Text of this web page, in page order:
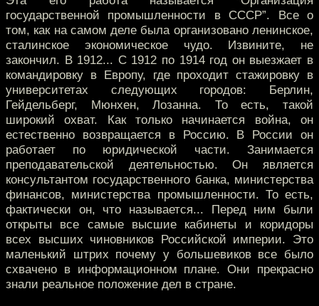
государственной промышленности в СССР”. Все о
том, как на самом деле была организовано ленинское,
сталинское экономическое чудо. Извините, не
закончил. В 1912... С 1912 по 1914 год он выезжает в
командировку в Европу, где проходит стажировку в
университетах следующих городов: Берлин,
Гейдельберг, Мюнхен, Лозанна. То есть, такой
широкий охват. Как только начинается война, он
естественно возвращается в Россию. В России он
работает по юридической части. Занимается
преподавательской деятельностью. Он является
консультантом государственного банка, министерства
финансов, министерства промышленности. То есть,
фактически он, что называется... Перед ним были
открыты все самые высшие кабинеты и коридоры
всех высших чиновников Российской империи. Это
маленький штрих почему у большевиков все было
схвачено в информационном плане. Они прекрасно
знали реальное положение дел в стране.